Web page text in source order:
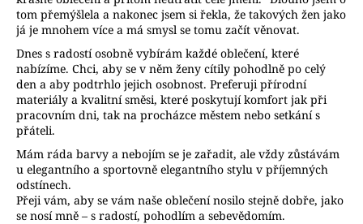
tom přemýšlela a nakonec jsem si řekla, že takových žen jako
já je mnohem více a má smysl se tomu začít věnovat.
Dnes s radostí osobně vybírám každé oblečení, které
nabízíme. Chci, aby se v něm ženy cítily pohodlně po celý
den a aby podtrhlo jejich osobnost. Preferuji přírodní
materiály a kvalitní směsi, které poskytují komfort jak při
pracovním dni, tak na procházce městem nebo setkání s
přáteli.
Mám ráda barvy a nebojím se je zařadit, ale vždy zůstávám
u elegantního a sportovně elegantního stylu v příjemných
odstínech.
Přeji vám, aby se vám naše oblečení nosilo stejně dobře, jako
se nosí mně – s radostí, pohodlím a sebevědomím.
t
e
n
a
j
í
t
?